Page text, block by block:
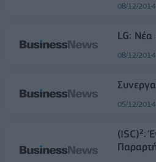
08/12/
LG: Νέα
08/12/
05/12/
(ISC)²: